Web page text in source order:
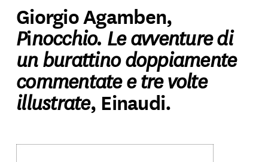
Giorgio Agamben,
Pinocchio. Le avventure di
un burattino doppiamente
commentate e tre volte
illustrate, Einaudi.